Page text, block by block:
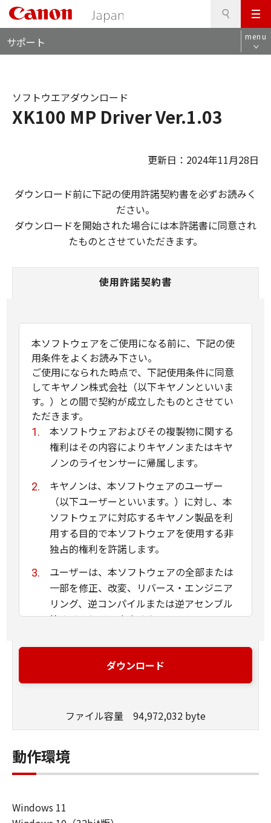
メ
ニ
ュ
サポート menu
XK100 MP Driver Ver.1.03
ソフトウエアダウンロード
更新日：2024年11月28日
ダウンロード前に下記の使用許諾契約書を必ずお読みく
ださい。
ダウンロードを開始された場合には本許諾書に同意され
たものとさせていただきます。
使用許諾契約書
本ソフトウェアをご使用になる前に、下記の使
用条件をよくお読み下さい。
ご使用になられた時点で、下記使用条件に同意
してキヤノン株式会社（以下キヤノンといいま
す。）との間で契約が成立したものとさせてい
ただきます。
本ソフトウェアおよびその複製物に関する
権利はその内容によりキヤノンまたはキヤ
ノンのライセンサーに帰属します。
キヤノンは、本ソフトウェアのユーザー
（以下ユーザーといいます。）に対し、本
ソフトウェアに対応するキヤノン製品を利
用する目的で本ソフトウェアを使用する非
独占的権利を許諾します。
ユーザーは、本ソフトウェアの全部または
一部を修正、改変、リバース・エンジニア
リング、逆コンパイルまたは逆アセンブル
等することはできません。
ン株式会社およびキヤノンのライセンサー
は、本ソフトウェアがユーザーの特定の目
がないこと、その他本ソフトウェアに関し
キヤノン、キヤノンマーケティングジャパ
ン株式会社およびキヤノンのライセンサー
連して生ずる直接的または間接的な損失、
ダウンロード
ファイル容量 94,972,032 byte
動作環境
Windows 11